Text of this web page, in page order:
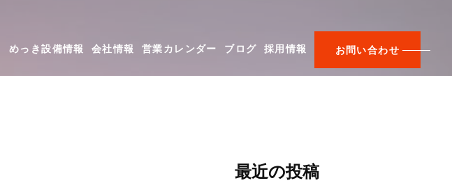
めっき設備情報 会社情報 営業カレンダー ブログ 採用情報 お問い合わせ
最近の投稿